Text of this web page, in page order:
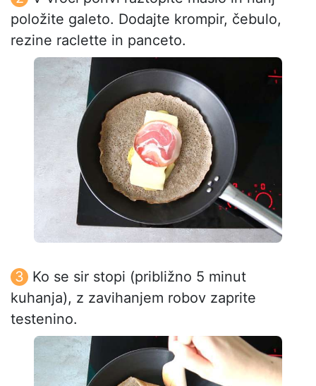
položite galeto. Dodajte krompir, čebulo,
rezine raclette in panceto.
Ko se sir stopi (približno 5 minut
kuhanja), z zavihanjem robov zaprite
testenino.